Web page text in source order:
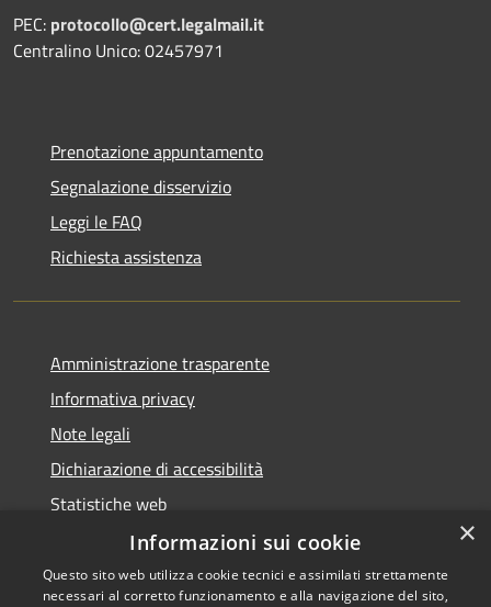
PEC: protocollo@cert.legalmail.it
Centralino Unico: 02457971
Prenotazione appuntamento
Segnalazione disservizio
Leggi le FAQ
Richiesta assistenza
Amministrazione trasparente
Informativa privacy
Note legali
Dichiarazione di accessibilità
Statistiche web
×
Informazioni sui cookie
Questo sito web utilizza cookie tecnici e assimilati strettamente
necessari al corretto funzionamento e alla navigazione del sito,